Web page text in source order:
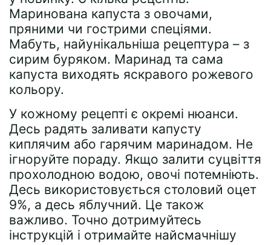
Маринована капуста з овочами,
пряними чи гострими спеціями.
Мабуть, найунікальніша рецептура – ​​з
сирим буряком. Маринад та сама
капуста виходять яскравого рожевого
кольору.
У кожному рецепті є окремі нюанси.
Десь радять заливати капусту
киплячим або гарячим маринадом. Не
ігноруйте пораду. Якщо залити суцвіття
прохолодною водою, овочі потемніють.
Десь використовується столовий оцет
9%, а десь яблучний. Це також
важливо. Точно дотримуйтесь
інструкцій і отримайте найсмачнішу